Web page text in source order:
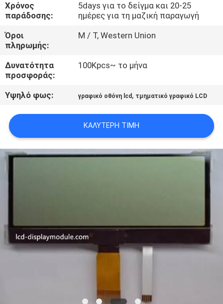
ΝΈΑ
ΖΗΤΉΣΤΕ
ΈΝΑ
ΑΠΌΣΠΑΣΜΑ
SITEMAP
ΠΟΛΙΤΙΚΉ
ΑΠΟΡΡΉΤΟΥ
Χρόνος
παράδοσης:
5days για το δείγμα και 20-25
ημέρες για τη μαζική παραγωγή
Όροι
πληρωμής:
Μ / Τ, Western Union
Δυνατότητα
προσφοράς:
100Kpcs~ το μήνα
Υψηλό φως: γραφικό οθόνη lcd , τμηματικό γραφικό LCD
ΚΑΛΎΤΕΡΗ ΤΙΜΉ